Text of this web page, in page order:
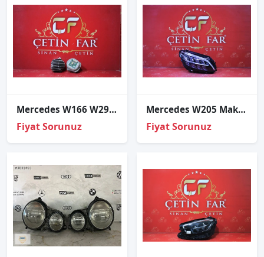
Mercedes W166 W292 Coupe Gle Sağ Sol Gündüz Led Beyni̇ 2015-2019 1308310395do 1308310394do
Fiyat Sorunuz
Mercedes W205 Makyajli Full Led Sağ Far Sıfır Orj 2019-2020 4 Pi̇mli̇
Fiyat Sorunuz